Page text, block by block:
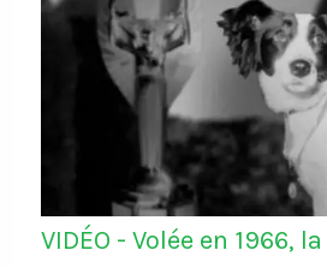
VIDÉO - Volée en 1966,